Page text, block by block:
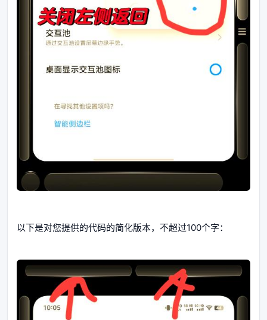
以下是对您提供的代码的简化版本，不超过100个字：